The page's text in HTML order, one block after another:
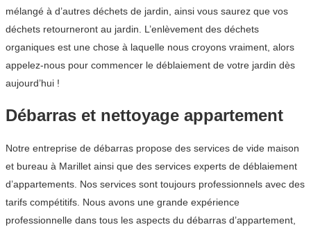
mélangé à d’autres déchets de jardin, ainsi vous saurez que vos
déchets retourneront au jardin. L’enlèvement des déchets
organiques est une chose à laquelle nous croyons vraiment, alors
appelez-nous pour commencer le déblaiement de votre jardin dès
aujourd’hui !
Débarras et nettoyage appartement
Notre entreprise de débarras propose des services de vide maison
et bureau à Marillet ainsi que des services experts de déblaiement
d’appartements. Nos services sont toujours professionnels avec des
tarifs compétitifs. Nous avons une grande expérience
professionnelle dans tous les aspects du débarras d’appartement,